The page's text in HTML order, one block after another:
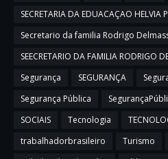
SECRETARIA DA EDUACAÇAO HELVIA
Secretario da familia Rodrigo
SEECRETARIO DA FAMILIA RODRIGO
Segurança
SEGURANÇA
Segurança Pública
SOCIAIS
Tecnologia
trabalhadorbrasileiro
Turismo